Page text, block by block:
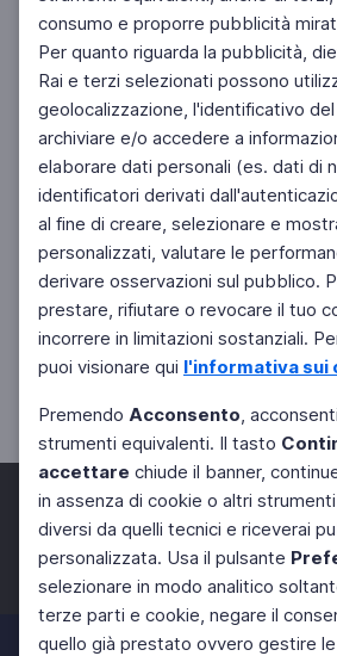
consumo e proporre pubblicità
Per quanto riguarda la pubblicità,
Rai e terzi selezionati possono
geolocalizzazione, l'identificativo
archiviare e/o accedere a
elaborare dati personali (es. dati di
identificatori derivati
al fine di creare, selezionare e
personalizzati, valutare le
derivare osservazioni sul pubblico.
prestare, rifiutare o revocare il tuo
incorrere in limitazioni sostanziali.
puoi visionare qui l'informativa sui
Premendo Acconsento,
strumenti equivalenti. Il tasto
accettare chiude il banner,
in assenza di cookie o altri
diversi da quelli tecnici e riceverai
personalizzata. Usa il pulsante
selezionare in modo analitico
terze parti e cookie, negare il
quello già prestato ovvero gestire
Facebook Twitter